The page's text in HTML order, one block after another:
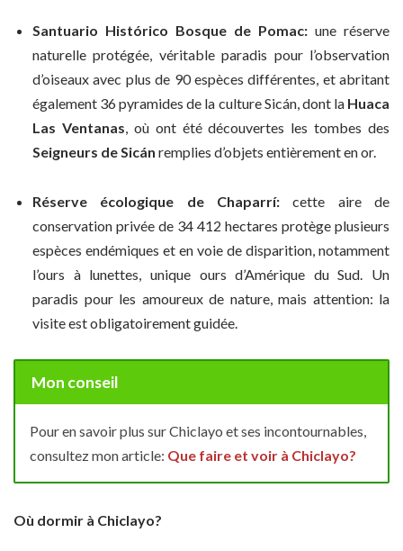
Santuario Histórico Bosque de Pomac: une réserve
naturelle protégée, véritable paradis pour l’observation
d’oiseaux avec plus de 90 espèces différentes, et abritant
également 36 pyramides de la culture Sicán, dont la Huaca
Las Ventanas, où ont été découvertes les tombes des
Seigneurs de Sicán remplies d’objets entièrement en or.
Réserve écologique de Chaparrí: cette aire de
conservation privée de 34 412 hectares protège plusieurs
espèces endémiques et en voie de disparition, notamment
l’ours à lunettes, unique ours d’Amérique du Sud. Un
paradis pour les amoureux de nature, mais attention: la
visite est obligatoirement guidée.
Mon conseil
Pour en savoir plus sur Chiclayo et ses incontournables,
consultez mon article: Que faire et voir à Chiclayo?
Où dormir à Chiclayo?